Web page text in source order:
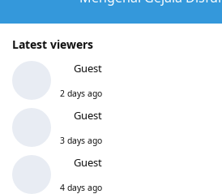
Latest viewers
Guest
2 days ago
Guest
3 days ago
Guest
4 days ago